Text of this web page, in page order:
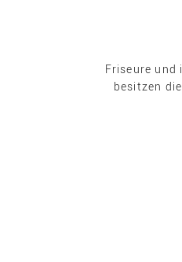
Friseure und
besitzen